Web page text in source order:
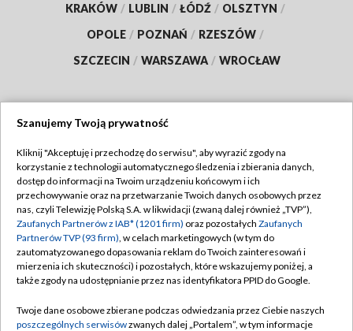
KRAKÓW / LUBLIN / ŁÓDŹ / OLSZTYN /
OPOLE / POZNAŃ / RZESZÓW /
SZCZECIN / WARSZAWA / WROCŁAW
TVP
Abonament TVP
Emisja w TVP
Centrum informacji TVP
Naziemna Telewizja Cyfrowa
Rada Programowa
Regulamin TVP
Polityka prywatności
Moje zgody
Pomoc
Kontakt
Szanujemy Twoją prywatność
Kliknij "Akceptuję i przechodzę do serwisu", aby wyrazić zgody na
korzystanie z technologii automatycznego śledzenia i zbierania danych,
dostęp do informacji na Twoim urządzeniu końcowym i ich
przechowywanie oraz na przetwarzanie Twoich danych osobowych przez
nas, czyli Telewizję Polską S.A. w likwidacji (zwaną dalej również „TVP”),
Zaufanych Partnerów z IAB* (1201 firm) oraz pozostałych Zaufanych
Partnerów TVP (93 firm), w celach marketingowych (w tym do
zautomatyzowanego dopasowania reklam do Twoich zainteresowań i
mierzenia ich skuteczności) i pozostałych, które wskazujemy poniżej, a
także zgody na udostępnianie przez nas identyfikatora PPID do Google.
Twoje dane osobowe zbierane podczas odwiedzania przez Ciebie naszych
poszczególnych serwisówzwanych dalej „Portalem”, w tym informacje